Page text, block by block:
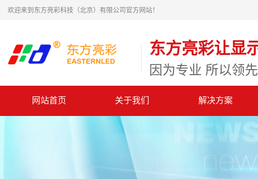
欢迎来到东方亮彩科技（北京）有限公司官方网站！
东方亮彩让显
因为专业 所以领先
网站首页 关于我们 解决方案